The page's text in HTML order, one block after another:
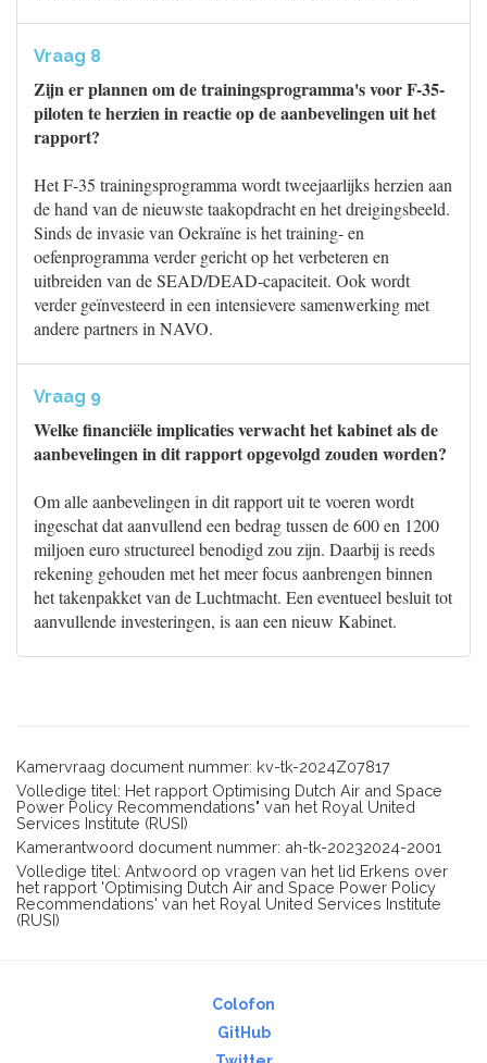
Vraag 8
Zijn er plannen om de trainingsprogramma's voor F-35-
piloten te herzien in reactie op de aanbevelingen uit het
rapport?
Het F-35 trainingsprogramma wordt tweejaarlijks herzien aan
de hand van de nieuwste taakopdracht en het dreigingsbeeld.
Sinds de invasie van Oekraïne is het training- en
oefenprogramma verder gericht op het verbeteren en
uitbreiden van de SEAD/DEAD-capaciteit. Ook wordt
verder geïnvesteerd in een intensievere samenwerking met
andere partners in NAVO.
Vraag 9
Welke financiële implicaties verwacht het kabinet als de
aanbevelingen in dit rapport opgevolgd zouden worden?
Om alle aanbevelingen in dit rapport uit te voeren wordt
ingeschat dat aanvullend een bedrag tussen de 600 en 1200
miljoen euro structureel benodigd zou zijn. Daarbij is reeds
rekening gehouden met het meer focus aanbrengen binnen
het takenpakket van de Luchtmacht. Een eventueel besluit tot
aanvullende investeringen, is aan een nieuw Kabinet.
Kamervraag document nummer: kv-tk-2024Z07817
Volledige titel: Het rapport Optimising Dutch Air and Space
Power Policy Recommendations" van het Royal United
Services Institute (RUSI)
Kamerantwoord document nummer: ah-tk-20232024-2001
Volledige titel: Antwoord op vragen van het lid Erkens over
het rapport 'Optimising Dutch Air and Space Power Policy
Recommendations' van het Royal United Services Institute
(RUSI)
Colofon
GitHub